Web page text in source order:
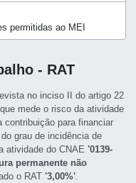
permitidas ao MEI
- RAT
no inciso II do artigo 22
mede o risco da atividade
contribuição para financiar
grau de incidência de
atividade do CNAE'0139-
permanente não
o RAT'3,00%'.